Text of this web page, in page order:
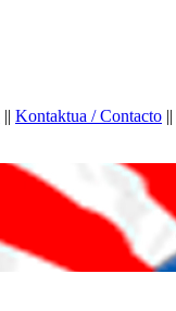
|| Kontaktua / Contacto ||